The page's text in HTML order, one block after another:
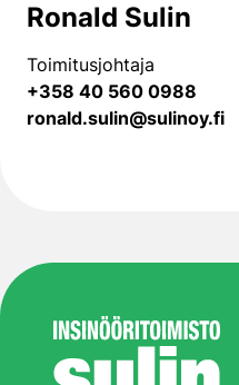
Ronald Sulin
Toimitusjohtaja
+358 40 560 0988
ronald.sulin@sulinoy.fi